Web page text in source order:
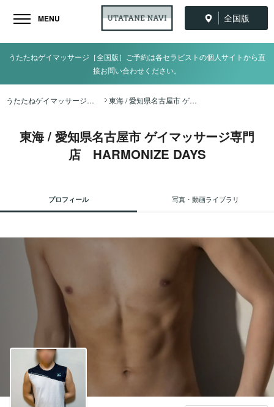
全国版
MENU
うたたねゲイマッサージ［全国版］ご予約は各セラピストの個人サイトから直
接お問い合わせください。
うたたねゲイマッサージ全国ナビ TOP 東海 / 愛知県名古屋市 ゲイマッサージ専門店 HARMONIZE DAYS
東海 / 愛知県名古屋市 ゲイマッサージ専門
店 HARMONIZE DAYS
プロフィール 写真・動画ライブラリ